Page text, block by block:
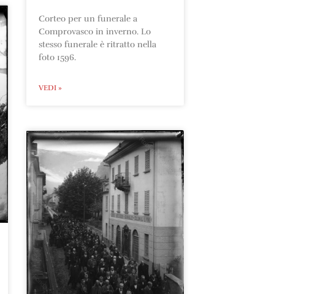
Corteo per un funerale a
Comprovasco in inverno. Lo
stesso funerale è ritratto nella
foto 1596.
VEDI »